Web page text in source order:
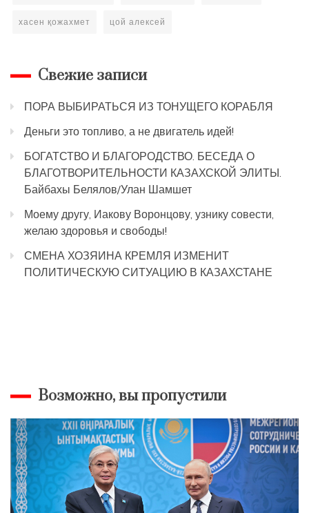
хасен қожахмет цой алексей
Свежие записи
ПОРА ВЫБИРАТЬСЯ ИЗ ТОНУЩЕГО КОРАБЛЯ
Деньги это топливо, а не двигатель идей!
БОГАТСТВО И БЛАГОРОДСТВО. БЕСЕДА О
БЛАГОТВОРИТЕЛЬНОСТИ КАЗАХСКОЙ ЭЛИТЫ.
Байбахы Белялов/Улан Шамшет
Моему другу, Иакову Воронцову, узнику совести,
желаю здоровья и свободы!
СМЕНА ХОЗЯИНА КРЕМЛЯ ИЗМЕНИТ
ПОЛИТИЧЕСКУЮ СИТУАЦИЮ В КАЗАХСТАНЕ
Возможно, вы пропустили